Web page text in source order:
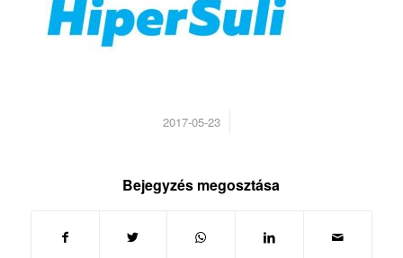
2017-05-23
/
Bejegyzés megosztása